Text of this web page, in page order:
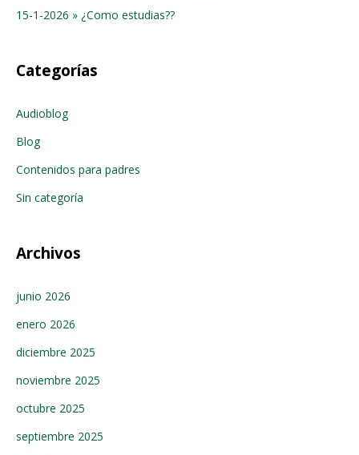
15-1-2026 » ¿Como estudias??
Categorías
Audioblog
Blog
Contenidos para padres
Sin categoría
Archivos
junio 2026
enero 2026
diciembre 2025
noviembre 2025
octubre 2025
septiembre 2025